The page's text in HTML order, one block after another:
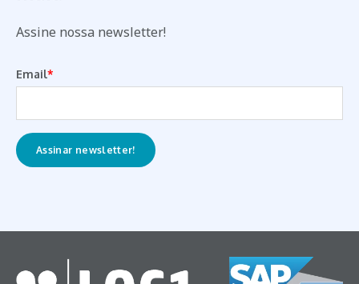
Assine nossa newsletter!
Email*